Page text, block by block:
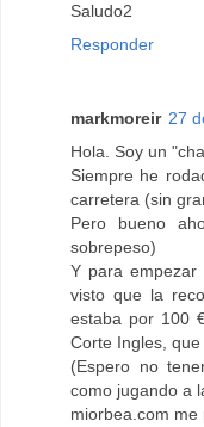
Saludo2
Responder
markmoreir 27
Hola. Soy un
Siempre he
carretera (sin
Pero bueno
sobrepeso)
Y para empezar
visto que la
estaba por 100
Corte Ingles,
(Espero no
como jugando a
miorbea.com